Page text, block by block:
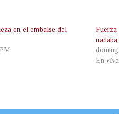
en el embalse del
Fuerza
En